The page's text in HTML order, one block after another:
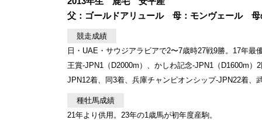
父：ゴールドアリュール 母：モンヴェール 母
競走成績
日・UAE・サウジアラビアで2〜7歳時27戦9勝。17年
王賞-JPN1（D2000m）、かしわ記念-JPN1（D1600m
JPN12着、同3着、兵庫チャンピオンシップ-JPN22着、
種牡馬成績
21年より供用。23年の1歳馬が初年度産駒。